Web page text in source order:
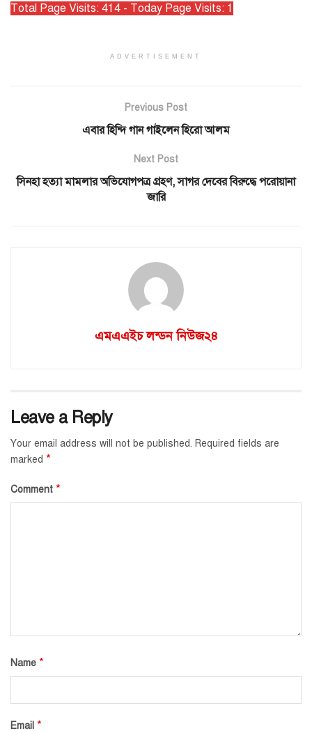
Total Page Visits: 414 - Today Page Visits: 1
ADVERTISEMENT
Previous Post
এবার হিন্দি গান গাইলেন হিরো আলম
Next Post
সিনহা হত্যা মামলার অভিযোগপত্র গ্রহণ, সাগর দেবের বিরুদ্ধে পরোয়ানা
জারি
এমএএইচ লন্ডন নিউজ২৪
Leave a Reply
Your email address will not be published. Required fields are
marked *
Comment *
Name *
Email *